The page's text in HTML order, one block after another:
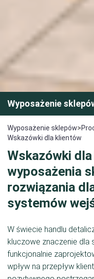
Wyposażenie
Wyposażenie sklepów>
Wskazówki dla klientów
Wskazówki
wyposażenia
rozwiązania
systemów
W świecie handlu
kluczowe znaczenie dla
funkcjonalnie
wpływ na przepływ